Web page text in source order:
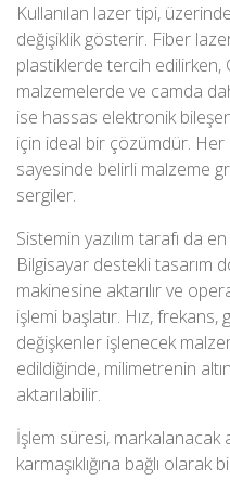
Kullanılan lazer tipi,
değişiklik gösterir. Fiber
plastiklerde tercih edilirken,
malzemelerde ve camda
ise hassas elektronik
için ideal bir çözümdür. Her
sayesinde belirli malzeme
sergiler.
Sistemin yazılım tarafı da
Bilgisayar destekli tasarım
makinesine aktarılır ve
işlemi başlatır. Hız,
değişkenler işlenecek
edildiğinde, milimetrenin
aktarılabilir.
İşlem süresi, markalanacak
karmaşıklığına bağlı